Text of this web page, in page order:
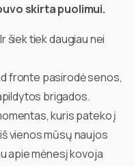
skirta puolimui.
šiek tiek daugiau nei
fronte pasirodė senos,
brigados.
kuris pateko į
vienos mūsų naujos
apie mėnesį kovoja